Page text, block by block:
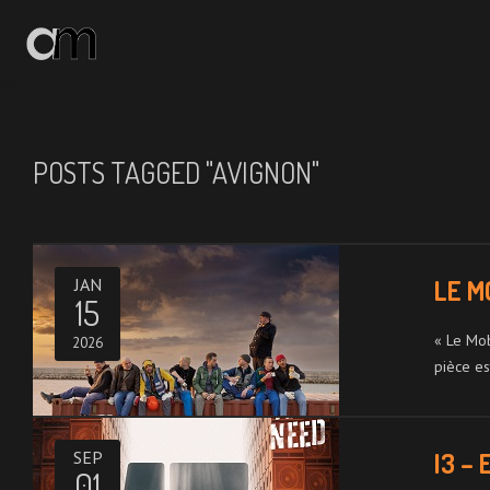
ACTUALITÉS
IMAGES ET SONS
ME CONNAÎTRE
ME CONTACTER
POSTS TAGGED "AVIGNON"
LE
JAN
15
2026
« Le
pièce
I3 –
SEP